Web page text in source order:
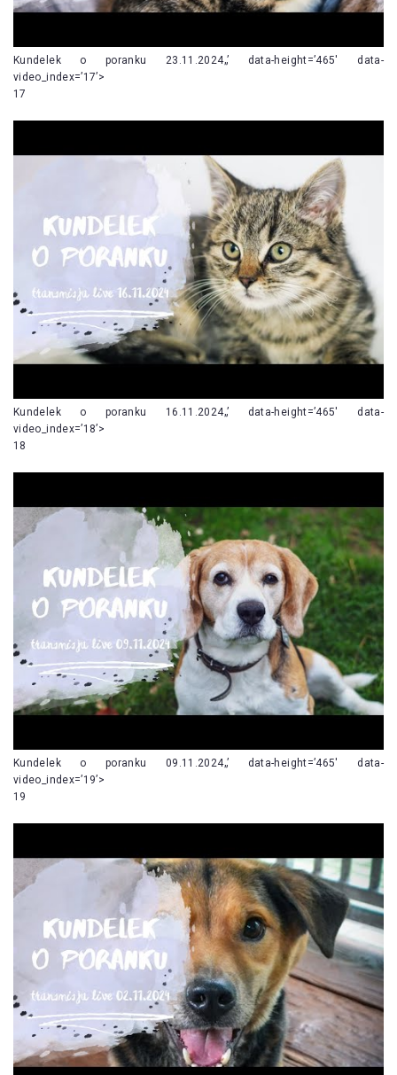
Kundelek o poranku 23.11.2024„’ data-height=’465′ data-
video_index=’17’>
17
Kundelek o poranku 16.11.2024„’ data-height=’465′ data-
video_index=’18’>
18
Kundelek o poranku 09.11.2024„’ data-height=’465′ data-
video_index=’19’>
19